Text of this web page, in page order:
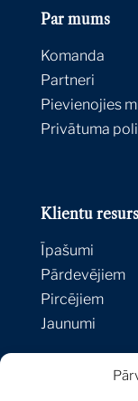
Par mums
Komanda
Partneri
Pievienojies
Privātuma
Klientu
Īpašumi
Pārdevējiem
Pircējiem
Jaunumi